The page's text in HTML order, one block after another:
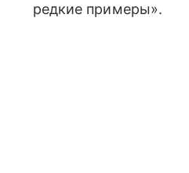
редкие примеры».